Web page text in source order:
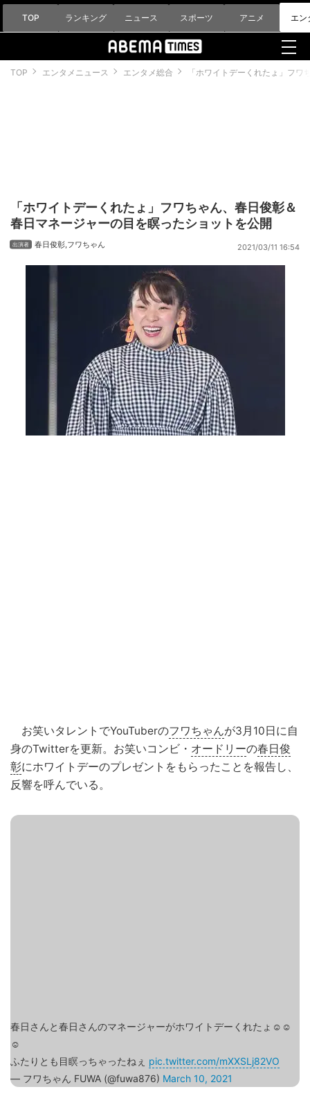
TOP ランキング ニュース スポーツ アニメ エン
TOP エンタメニュース エンタメ総合 「ホワイトデーくれたょ」フ
「ホワイトデーくれたょ」フワちゃん、春日俊彰＆
春日マネージャーの目を瞑ったショットを公開
春日俊彰,フワちゃん 2021/03/11 16:54
お笑いタレントでYouTuberのフワちゃんが3月10日に自
身のTwitterを更新。お笑いコンビ・ オードリーの春日俊
彰にホワイトデーのプレゼントをもらったことを報告し、
反響を呼んでいる。
春日さんと春日さんのマネージャーがホワイトデーくれたょ☺️☺️
☺️
ふたりとも目瞑っちゃったねぇ pic.twitter.com/mXXSLj82VO
— フワちゃん FUWA (@fuwa876) March 10, 2021